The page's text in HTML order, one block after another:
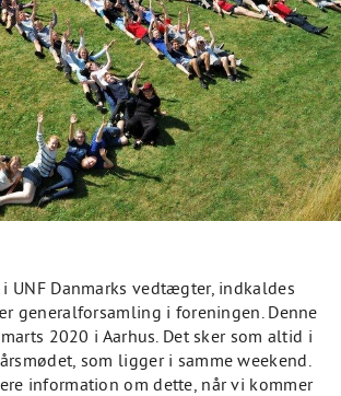
UNF Danmarks vedtægter, indkaldes
generalforsamling i foreningen. Denne
2020 i Aarhus. Det sker som altid i
som ligger i samme weekend.
information om dette, når vi kommer